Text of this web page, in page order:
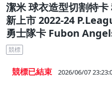
潔米 球衣造型切割特
新上市 2022-24
勇士隊卡 Fubon
競標
競標已結束 2026/06/07